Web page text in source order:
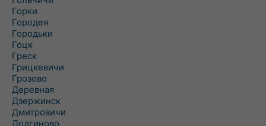
Горки
Городея
Городьки
Гоцк
Греск
Грицкевичи
Грозово
Деревная
Дзержинск
Дмитровичи
Долгиново